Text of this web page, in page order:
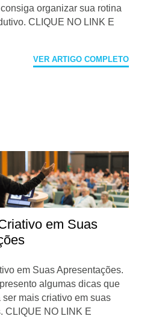
organizar sua rotina
CLIQUE NO LINK E
VER ARTIGO COMPLETO
em Suas
em Suas Apresentações.
algumas dicas que
ser mais criativo em suas
CLIQUE NO LINK E